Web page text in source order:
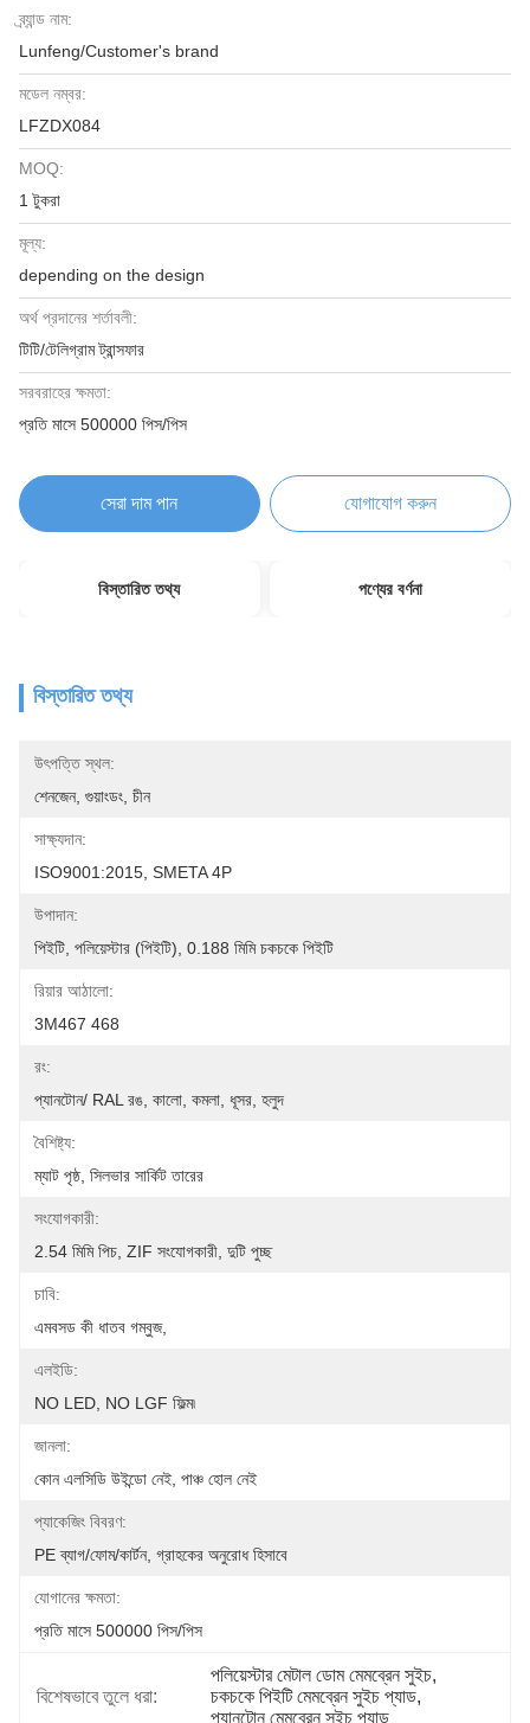
ব্র্যান্ড নাম:
Lunfeng/Customer's brand
মডেল নম্বর:
LFZDX084
MOQ:
1 টুকরা
মূল্য:
depending on the design
অর্থ প্রদানের শর্তাবলী:
টিটি/টেলিগ্রাম ট্রান্সফার
সরবরাহের ক্ষমতা:
প্রতি মাসে 500000 পিস/পিস
সেরা দাম পান যোগাযোগ করুন
বিস্তারিত তথ্য পণ্যের বর্ণনা
বিস্তারিত তথ্য
উৎপত্তি স্থল:
শেনজেন, গুয়াংডং, চীন
সাক্ষ্যদান:
ISO9001:2015, SMETA 4P
উপাদান:
পিইটি, পলিয়েস্টার (পিইটি), 0.188 মিমি চকচকে পিইটি
রিয়ার আঠালো:
3M467 468
রং:
প্যানটোন/ RAL রঙ, কালো, কমলা, ধূসর, হলুদ
বৈশিষ্ট্য:
ম্যাট পৃষ্ঠ, সিলভার সার্কিট তারের
সংযোগকারী:
2.54 মিমি পিচ, ZIF সংযোগকারী, দুটি পুচ্ছ
চাবি:
এমবসড কী ধাতব গম্বুজ,
এলইডি:
NO LED, NO LGF ফিল্ম৷
জানলা:
কোন এলসিডি উইন্ডো নেই, পাঞ্চ হোল নেই
প্যাকেজিং বিবরণ:
PE ব্যাগ/ফোম/কার্টন, গ্রাহকের অনুরোধ হিসাবে
যোগানের ক্ষমতা:
প্রতি মাসে 500000 পিস/পিস
বিশেষভাবে তুলে ধরা:
পলিয়েস্টার মেটাল ডোম মেমব্রেন সুইচ,
চকচকে পিইটি মেমব্রেন সুইচ প্যাড,
প্যানটোন মেমব্রেন সুইচ প্যাড